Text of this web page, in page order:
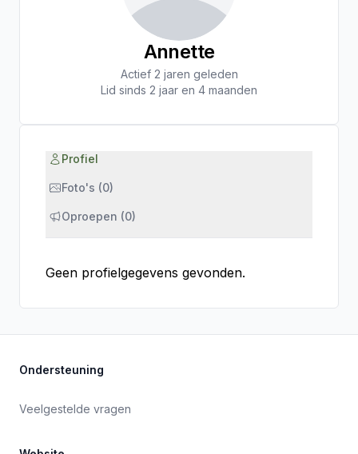
Annette
Actief 2 jaren geleden
Lid sinds 2 jaar en 4 maanden
Profiel
Foto's (0)
Oproepen (0)
Geen profielgegevens gevonden.
Ondersteuning
Veelgestelde vragen